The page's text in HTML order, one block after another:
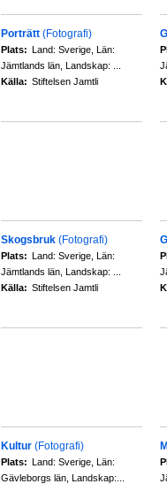
Porträtt (Fotografi)
Plats: Land: Sverige, Län:
Jämtlands län, Landskap: ...
Källa: Stiftelsen Jamtli
Skogsbruk (Fotografi)
Plats: Land: Sverige, Län:
Jämtlands län, Landskap: ...
Källa: Stiftelsen Jamtli
Kultur (Fotografi)
Plats: Land: Sverige, Län:
Gävleborgs län, Landskap:...